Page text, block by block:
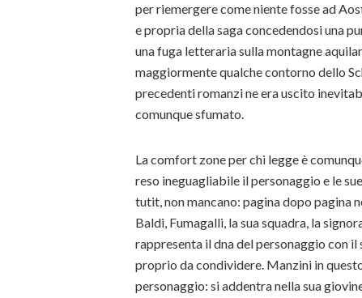
per riemergere come niente fosse ad
e propria della saga concedendosi una
una fuga letteraria sulla montagne
maggiormente qualche contorno dello
precedenti romanzi ne era uscito
comunque sfumato.
La comfort zone per chi legge è
reso ineguagliabile il personaggio e le
tutit, non mancano: pagina dopo pagina
Baldi, Fumagalli, la sua squadra, la
rappresenta il dna del personaggio con
proprio da condividere. Manzini in
personaggio: si addentra nella sua